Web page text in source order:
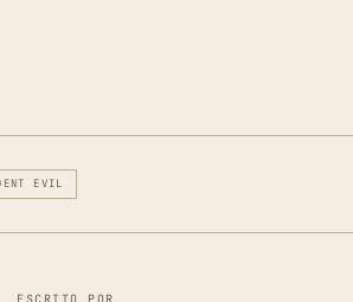
EVIL
ESCRITO POR